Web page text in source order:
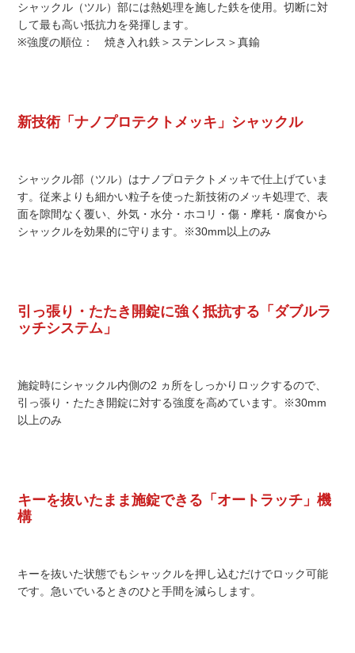
シャックル（ツル）部には熱処理を施した鉄を使用。切断に対
して最も高い抵抗力を発揮します。
※強度の順位： 焼き入れ鉄＞ステンレス＞真鍮
新技術「ナノプロテクトメッキ」シャックル
シャックル部（ツル）はナノプロテクトメッキで仕上げていま
す。従来よりも細かい粒子を使った新技術のメッキ処理で、表
面を隙間なく覆い、外気・水分・ホコリ・傷・摩耗・腐食から
シャックルを効果的に守ります。※30mm以上のみ
引っ張り・たたき開錠に強く抵抗する「ダブルラ
ッチシステム」
施錠時にシャックル内側の2 ヵ所をしっかりロックするので、
引っ張り・たたき開錠に対する強度を高めています。※30mm
以上のみ
キーを抜いたまま施錠できる「オートラッチ」機
構
キーを抜いた状態でもシャックルを押し込むだけでロック可能
です。急いでいるときのひと手間を減らします。